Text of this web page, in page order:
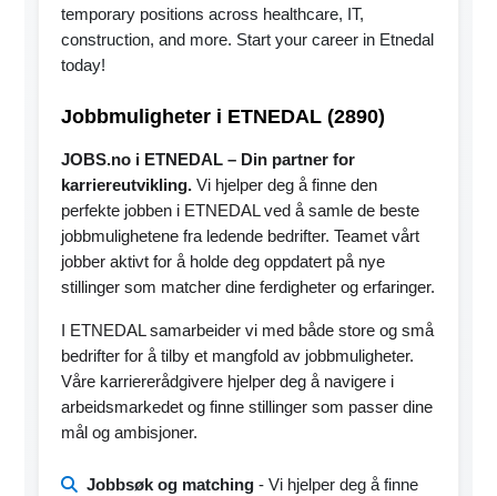
temporary positions across healthcare, IT,
construction, and more. Start your career in Etnedal
today!
Jobbmuligheter i ETNEDAL (2890)
JOBS.no i ETNEDAL – Din partner for
karriereutvikling. Vi hjelper deg å finne den
perfekte jobben i ETNEDAL ved å samle de beste
jobbmulighetene fra ledende bedrifter. Teamet vårt
jobber aktivt for å holde deg oppdatert på nye
stillinger som matcher dine ferdigheter og erfaringer.
I ETNEDAL samarbeider vi med både store og små
bedrifter for å tilby et mangfold av jobbmuligheter.
Våre karriererådgivere hjelper deg å navigere i
arbeidsmarkedet og finne stillinger som passer dine
mål og ambisjoner.
Jobbsøk og matching - Vi hjelper deg å finne